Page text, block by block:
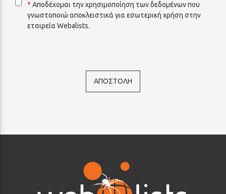
* Αποδέχομαι την χρησιμοποίηση των δεδομένων που
γνωστοποιώ αποκλειστικά για εσωτερική χρήση στην
εταιρεία Webalists.
ΑΠΟΣΤΟΛΗ